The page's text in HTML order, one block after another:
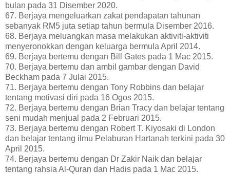
bulan pada 31 Disember 2020.
67. Berjaya mengeluarkan zakat pendapatan tahunan
sebanyak RM5 juta setiap tahun bermula Disember 2016.
68. Berjaya meluangkan masa melakukan aktiviti-aktiviti
menyeronokkan dengan keluarga bermula April 2014.
69. Berjaya bertemu dengan Bill Gates pada 1 Mac 2015.
70. Berjaya bertemu dan ambil gambar dengan David
Beckham pada 7 Julai 2015.
71. Berjaya bertemu dengan Tony Robbins dan belajar
tentang motivasi diri pada 16 Ogos 2015.
72. Berjaya bertemu dengan Brian Tracy dan belajar tentang
seni mudah menjual pada 2 Februari 2015.
73. Berjaya bertemu dengan Robert T. Kiyosaki di London
dan belajar tentang ilmu Pelaburan Hartanah terkini pada 30
April 2015.
74. Berjaya bertemu dengan Dr Zakir Naik dan belajar
tentang rahsia Al-Quran dan Hadis pada 1 Mac 2015.